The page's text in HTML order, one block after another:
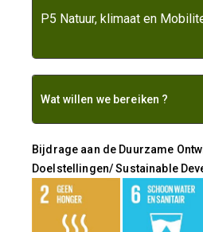
P5 Natuur, klimaat en
Wat willen we bereiken ?
Bijdrage aan de Duurzame
Doelstellingen/ Sustainable